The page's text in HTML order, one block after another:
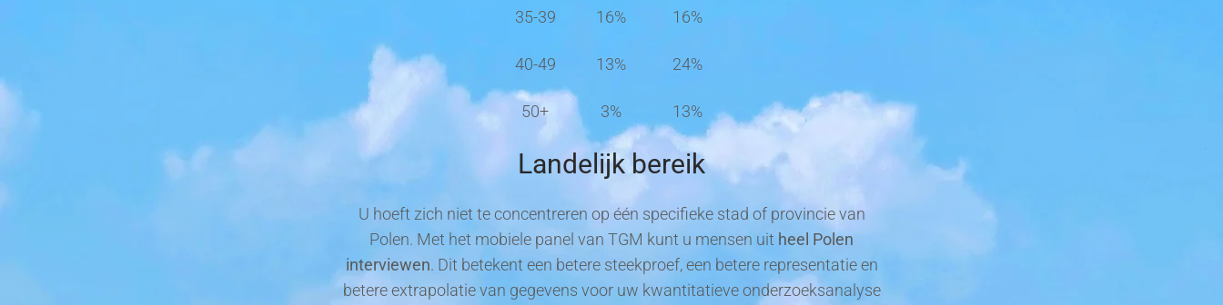
35-39 16% 16%
40-49 13% 24%
50+ 3% 13%
Landelijk bereik
U hoeft zich niet te concentreren op één specifieke stad of provincie van
Polen. Met het mobiele panel van TGM kunt u mensen uit heel Polen
interviewen. Dit betekent een betere steekproef, een betere representatie en
betere extrapolatie van gegevens voor uw kwantitatieve onderzoeksanalyse